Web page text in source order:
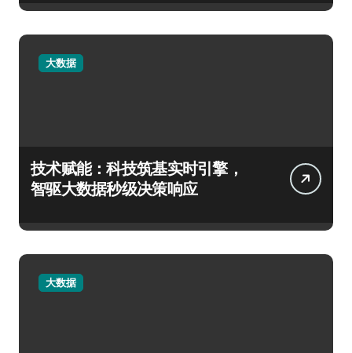
大数据
技术赋能：科技筑基实时引擎，
智驱大数据秒级决策响应
大数据